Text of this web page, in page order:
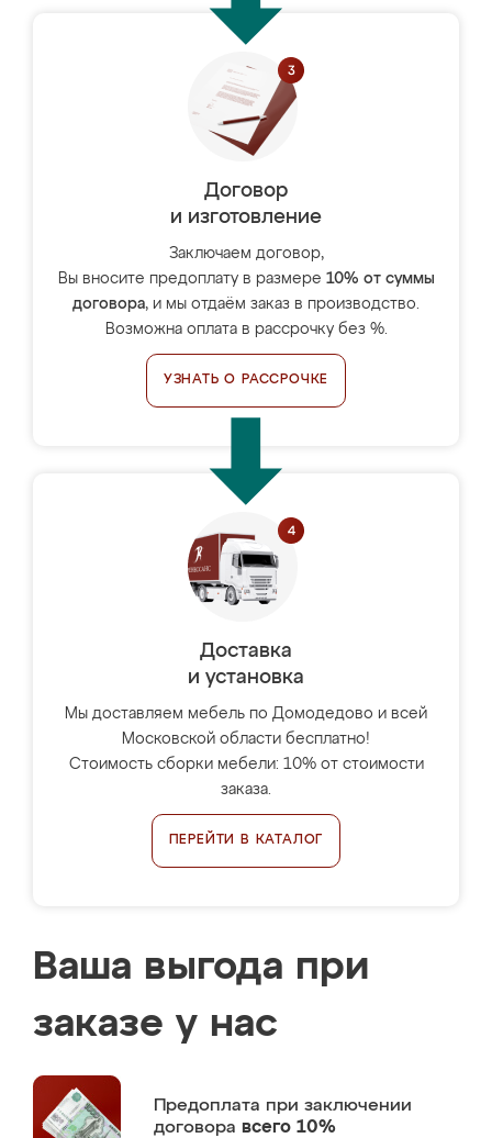
Договор
и изготовление
Заключаем договор,
Вы вносите предоплату в размере 10% от суммы
договора, и мы отдаём заказ в производство.
Возможна оплата в рассрочку без %.
УЗНАТЬ О РАССРОЧКЕ
Доставка
и установка
Мы доставляем мебель по Домодедово и всей
Московской области бесплатно!
Стоимость сборки мебели: 10% от стоимости
заказа.
ПЕРЕЙТИ В КАТАЛОГ
Ваша выгода при
заказе у нас
Предоплата при заключении
договора всего 10%